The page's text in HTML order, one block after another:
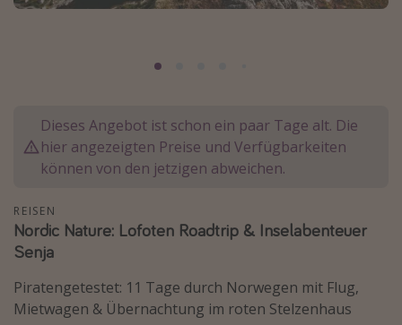
Normandie Urlaub
Krabi Urlaub
Tulum Urlaub
Japan Rundreise
Reisethemen
Alle Reisethemen
Dieses Angebot ist schon ein paar Tage alt. Die
hier angezeigten Preise und Verfügbarkeiten
können von den jetzigen abweichen.
REISEN
Nordic Nature: Lofoten Roadtrip & Inselabenteuer
Senja
Piratengetestet: 11 Tage durch Norwegen mit Flug,
Mietwagen & Übernachtung im roten Stelzenhaus